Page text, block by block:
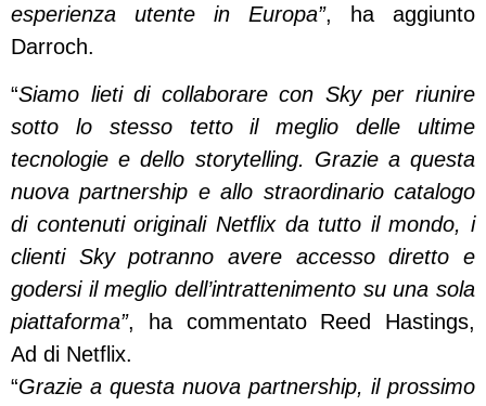
esperienza utente in Europa”, ha aggiunto
Darroch.
“Siamo lieti di collaborare con Sky per riunire
sotto lo stesso tetto il meglio delle ultime
tecnologie e dello storytelling. Grazie a questa
nuova partnership e allo straordinario catalogo
di contenuti originali Netflix da tutto il mondo, i
clienti Sky potranno avere accesso diretto e
godersi il meglio dell’intrattenimento su una sola
piattaforma”, ha commentato Reed Hastings,
Ad di Netflix.
“Grazie a questa nuova partnership, il prossimo